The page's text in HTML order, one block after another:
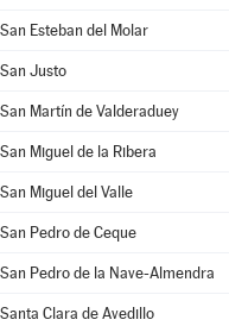
San Esteban del Molar
San Justo
San Martín de Valderaduey
San Miguel de la Ribera
San Miguel del Valle
San Pedro de Ceque
San Pedro de la Nave-Almendra
Santa Clara de Avedillo